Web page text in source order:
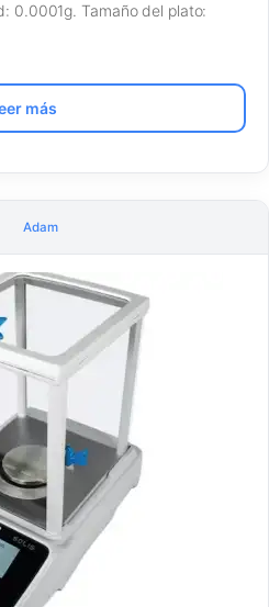
0.0001g. Tamaño del plato:
más
Adam